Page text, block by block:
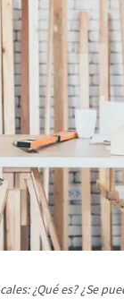
¿Qué es? ¿Se